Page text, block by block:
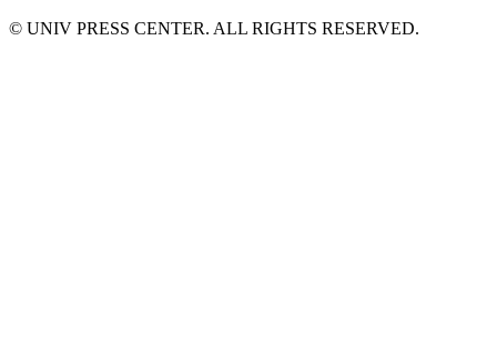
© UNIV PRESS CENTER. ALL RIGHTS RESERVED.